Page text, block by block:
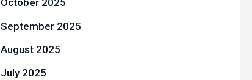
October 2025
September 2025
August 2025
July 2025